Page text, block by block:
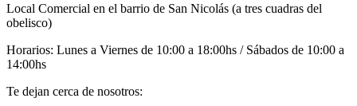
Local Comercial en el barrio de San Nicolás (a tres cuadras del
obelisco)
Horarios: Lunes a Viernes de 10:00 a 18:00hs / Sábados de 10:00 a
14:00hs
Te dejan cerca de nosotros: